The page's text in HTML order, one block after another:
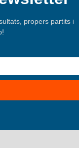
propers partits i